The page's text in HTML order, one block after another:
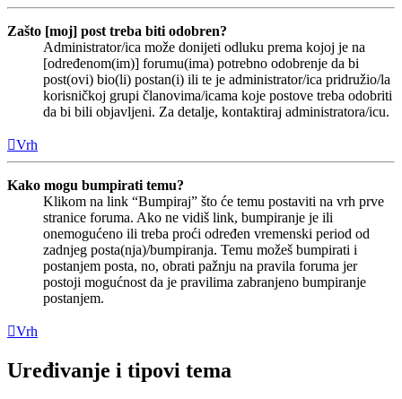
Zašto [moj] post treba biti odobren?
Administrator/ica može donijeti odluku prema kojoj je na
[određenom(im)] forumu(ima) potrebno odobrenje da bi
post(ovi) bio(li) postan(i) ili te je administrator/ica pridružio/la
korisničkoj grupi članovima/icama koje postove treba odobriti
da bi bili objavljeni. Za detalje, kontaktiraj administratora/icu.
Vrh
Kako mogu bumpirati temu?
Klikom na link “Bumpiraj” što će temu postaviti na vrh prve
stranice foruma. Ako ne vidiš link, bumpiranje je ili
onemogućeno ili treba proći određen vremenski period od
zadnjeg posta(nja)/bumpiranja. Temu možeš bumpirati i
postanjem posta, no, obrati pažnju na pravila foruma jer
postoji mogućnost da je pravilima zabranjeno bumpiranje
postanjem.
Vrh
Uređivanje i tipovi tema